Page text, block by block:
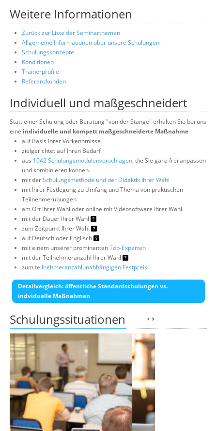
Weitere Informationen
Zurück zur Liste der Seminarthemen
Allgemeine Informationen über unsere Schulungen
Schulungskonzepte
Konditionen
Trainerprofile
Referenzkunden
Individuell und maßgeschneidert
Statt einer Schulung oder Beratung "von der Stange" erhalten Sie bei uns
eine individuelle und kompett maßgeschneiderte Maßnahme
auf Basis Ihrer Vorkenntnisse
zielgerichtet auf Ihren Bedarf
aus 1042 Schulungsmodulenvorschlägen, die Sie ganz frei anpassen
und kombinieren können.
mit derSchulungsmethode und der Didaktik Ihrer Wahl
mit Ihrer Festlegung zu Umfang und Thema von praktischen
Teilnehmerübungen
am Ort Ihrer Wahl oder online mit Videosoftware Ihrer Wahl
mit der Dauer Ihrer Wahl
zum Zeitpunkt Ihrer Wahl
auf Deutsch oder Englisch
mit einem unserer prominentenTop-Experten
mit der Teilnehmeranzahl Ihrer Wahl
zumteilnehmeranzahlunabhängigen Festpreis!
Detailvergleich: öffentliche Standardschulungen vs.
indviduelle Maßnahmen
Schulungssituationen